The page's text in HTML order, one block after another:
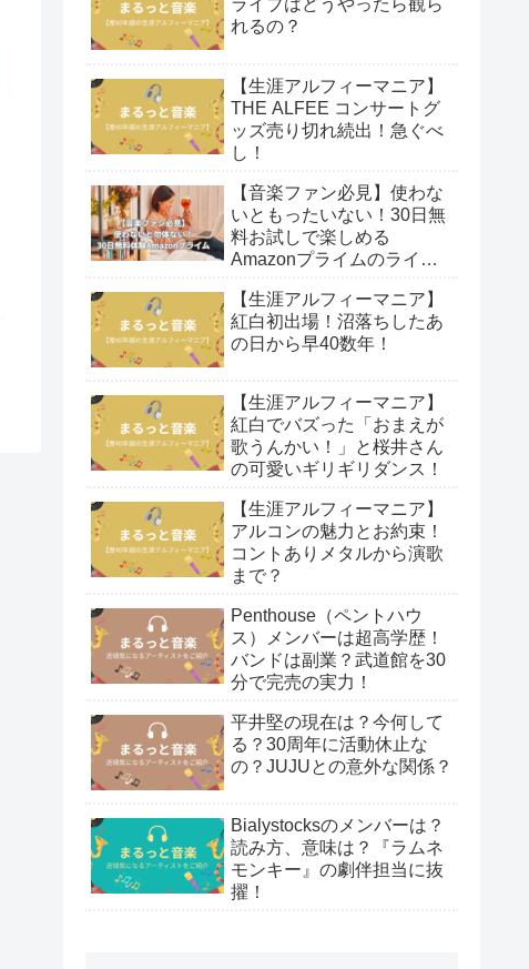
ライブはどうやったら観ら
れるの？
【生涯アルフィーマニア】
THE ALFEE コンサートグ
ッズ売り切れ続出！急ぐべ
し！
【音楽ファン必見】使わな
いともったいない！30日無
料お試しで楽しめる
Amazonプライムのライブ
【生涯アルフィーマニア】
紅白初出場！沼落ちしたあ
の日から早40数年！
【生涯アルフィーマニア】
紅白でバズった「おまえが
歌うんかい！」と桜井さん
の可愛いギリギリダンス！
【生涯アルフィーマニア】
アルコンの魅力とお約束！
コントありメタルから演歌
まで？
Penthouse（ペントハウ
ス）メンバーは超高学歴！
バンドは副業？武道館を30
分で完売の実力！
平井堅の現在は？今何して
る？30周年に活動休止な
の？JUJUとの意外な関係？
Bialystocksのメンバーは？
読み方、意味は？『ラムネ
モンキー』の劇伴担当に抜
擢！